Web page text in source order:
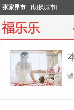
张家界市 [切换城市]